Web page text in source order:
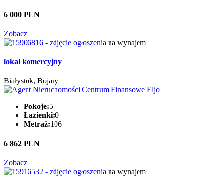
6 000 PLN
Zobacz
na wynajem
lokal komercyjny
Białystok, Bojary
Pokoje:5
Łazienki:0
Metraż:106
6 862 PLN
Zobacz
na wynajem